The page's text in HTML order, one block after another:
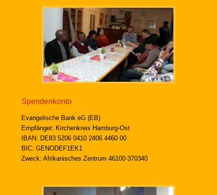
Spendenkonto
Evangelische Bank eG (EB)
Empfänger: Kirchenkreis Hamburg-Ost
IBAN: DE83 5206 0410 2406 4460 00
BIC: GENODEF1EK1
Zweck: Afrikanisches Zentrum 46100-370340